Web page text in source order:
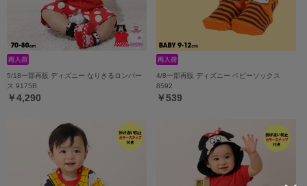
5/18一部再販 ディズニー なりきるロンパー
ス 9175B
￥4,290
4/8一部再販 ディズニー ベビーソックス
8592
￥539